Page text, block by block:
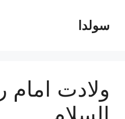
محتواسولدا
ولادت امام